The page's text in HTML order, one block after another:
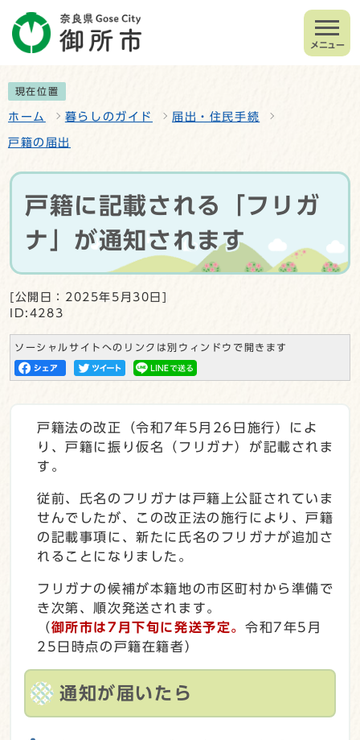
メニュー
現在位置
ホーム 暮らしのガイド 届出・住民手続
戸籍の届出
戸籍に記載される「フリガ
ナ」が通知されます
[公開日：2025年5月30日]
ID:4283
ソーシャルサイトへのリンクは別ウィンドウで開きます
戸籍法の改正（令和7年5月26日施行）によ
り、戸籍に振り仮名（フリガナ）が記載されま
す。
従前、氏名のフリガナは戸籍上公証されていま
せんでしたが、この改正法の施行により、戸籍
の記載事項に、新たに氏名のフリガナが追加さ
れることになりました。
フリガナの候補が本籍地の市区町村から準備で
き次第、順次発送されます。
（御所市は7月下旬に発送予定。令和7年5月
25日時点の戸籍在籍者）
通知が届いたら